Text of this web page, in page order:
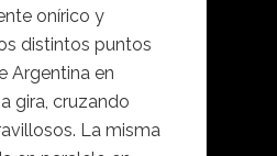
onírico y
distintos puntos
Argentina en
gira, cruzando
La misma